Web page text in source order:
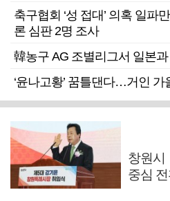
축구협회 ‘성 접대’ 의혹 일파
론 심판 2명 조사
韓농구 AG 조별리그서 일본
‘윤나고황’ 꿈틀댄다…거인
창원
중심